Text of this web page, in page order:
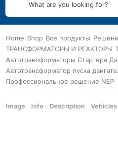
What are you looking for?
Home Shop Все продукты
ТРАНСФОРМАТОРЫ И РЕАКТОРЫ
Автотрансформаторы Стартера
Автотрансформатор пуска
Профессиональное решение NEP
Image Info Description Vehicles